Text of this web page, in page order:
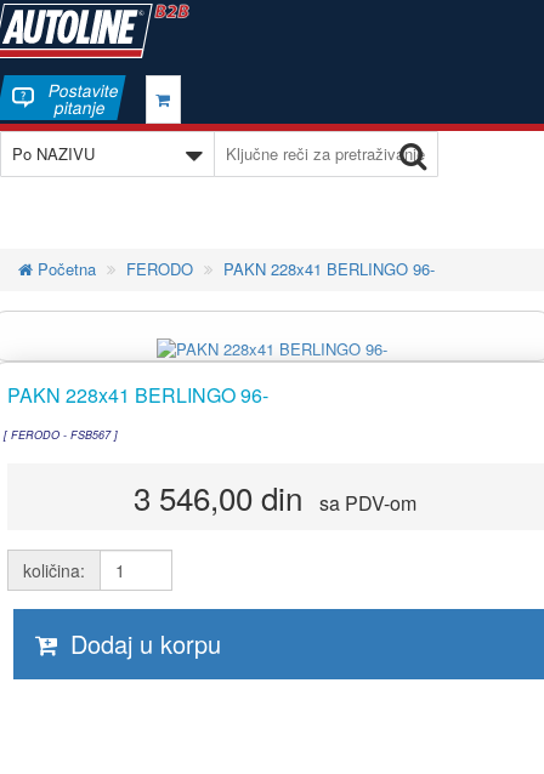
Postavite
pitanje
Početna FERODO PAKN 228x41 BERLINGO 96-
PAKN 228x41 BERLINGO 96-
[ FERODO - FSB567 ]
3 546,00 dinsa PDV-om
količina:
Dodaj u korpu